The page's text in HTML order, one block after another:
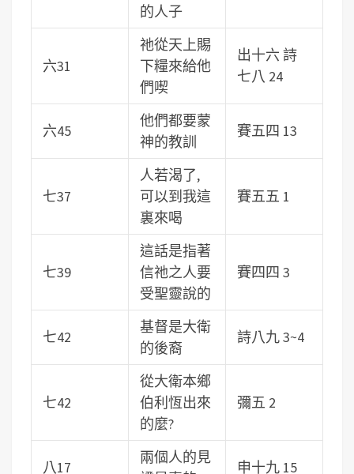
的人子
六31
祂從天上賜
下糧來給他
們喫
出十六 詩
七八 24
六45
他們都要蒙
神的教訓
賽五四 13
七37
人若渴了,
可以到我這
裏來喝
賽五五 1
七39
這話是指著
信祂之人要
受聖靈說的
賽四四 3
七42
基督是大衛
的後裔
詩八九 3~4
七42
從大衛本鄉
伯利恆出來
的麼?
彌五 2
八17
兩個人的見
申十九 15